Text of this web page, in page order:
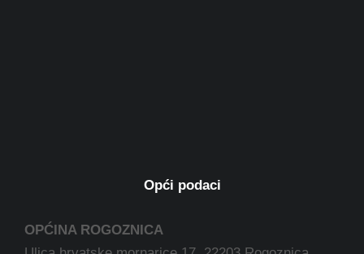
Opći podaci
OPĆINA ROGOZNICA